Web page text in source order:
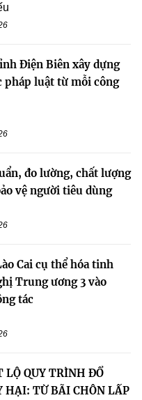
Điện Biên xây dựng
pháp luật từ mỗi công
đo lường, chất lượng
vệ người tiêu dùng
Cai cụ thể hóa tinh
Trung ương 3 vào
tác
LỘ QUY TRÌNH ĐỔ
HẠI: TỪ BÃI CHÔN LẤP